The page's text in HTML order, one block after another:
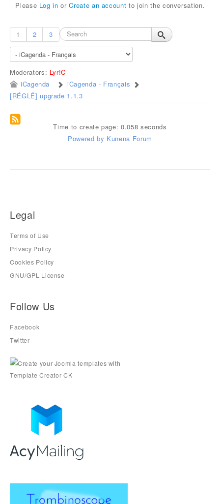
Please Log in orCreate an account to join the conversation.
1 2 3
Moderators: Lyr!C
iCagenda
iCagenda - Français
[RÉGLÉ] upgrade 1.1.3
Time to create page: 0.058 seconds
Powered by Kunena Forum
Legal
Terms of Use
Privacy Policy
Cookies Policy
GNU/GPL License
Follow Us
Facebook
Twitter